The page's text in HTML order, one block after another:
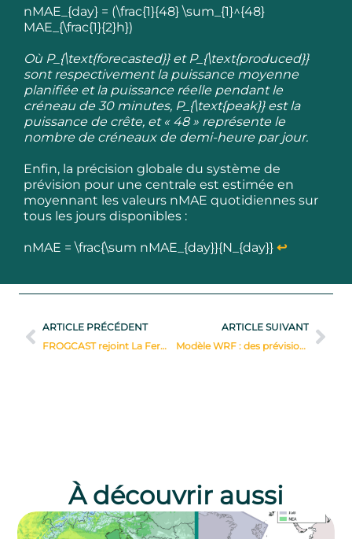
nMAE_{day} = (\frac{1}{48} \sum_{1}^{48}
MAE_{\frac{1}{2}h})
Où P_{\text{forecasted}}et P_{\text{produced}}
sont respectivement la puissance moyenne
planifiée et la puissance réelle pendant le
créneau de 30 minutes, P_{\text{peak}}est la
puissance de crête, et « 48 » représente le
nombre de créneaux de demi-heure par jour.
Enfin, la précision globale du système de
prévision pour une centrale est estimée en
moyennant les valeurs nMAE quotidiennes sur
tous les jours disponibles :
nMAE = \frac{\sum nMAE_{day}}{N_{day}} ↩︎
ARTICLE PRÉCÉDENT
FROGCAST rejoint La Ferme Digitale : L'alliance de l'innovation et de l'agriculture
ARTICLE SUIVANT
Modèle WRF : des prévisions météo haute résolution sur mesure
À découvrir aussi